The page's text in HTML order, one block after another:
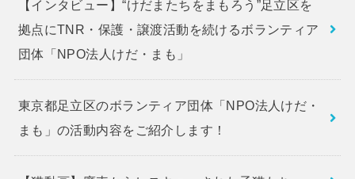
【インタビュー】“けだまたちをまもろう”足立区を
拠点にTNR・保護・譲渡活動を続けるボランティア
団体「NPO法人けだ・まも」
東京都足立区のボランティア団体「NPO法人けだ・
まも」の活動内容をご紹介します！